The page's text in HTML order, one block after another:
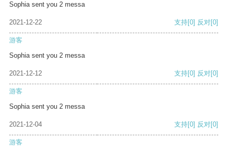
Sophia sent you 2 messa
2021-12-22 支持[0] 反对[0]
游客
Sophia sent you 2 messa
2021-12-12 支持[0] 反对[0]
游客
Sophia sent you 2 messa
2021-12-04 支持[0] 反对[0]
游客